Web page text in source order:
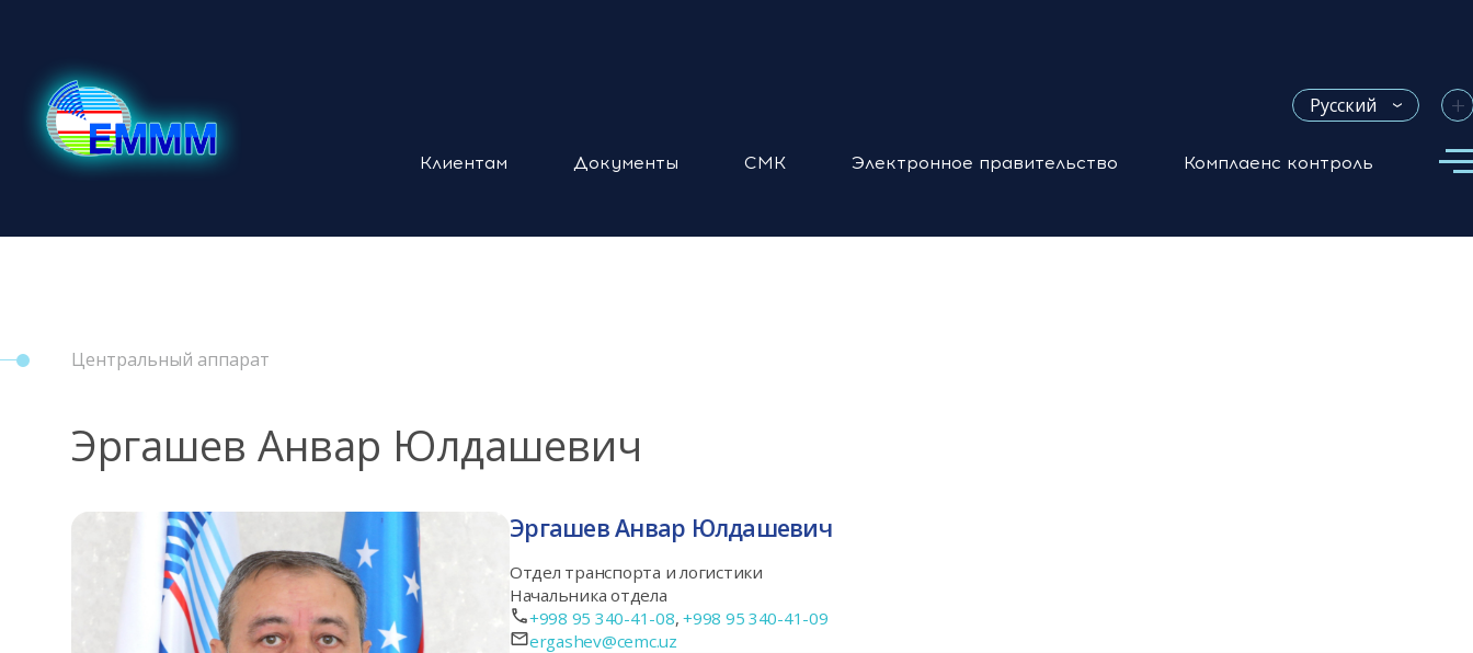
Русский +
Клиентам Документы СМК Электронное правительство Комплаенс контроль
Центральный аппарат
Эргашев Анвар Юлдашевич
Эргашев Анвар Юлдашевич
Отдел транспорта и логистики
Начальника отдела
+998 95 340-41-08, +998 95 340-41-09
ergashev@cemc.uz